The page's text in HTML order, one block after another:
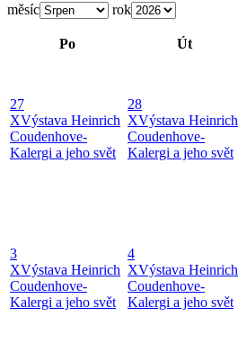
měsíc rok
Po Út
27
XVýstava Heinrich
Coudenhove-
Kalergi a jeho svět
28
XVýstava Heinrich
Coudenhove-
Kalergi a jeho svět
3
XVýstava Heinrich
Coudenhove-
Kalergi a jeho svět
4
XVýstava Heinrich
Coudenhove-
Kalergi a jeho svět